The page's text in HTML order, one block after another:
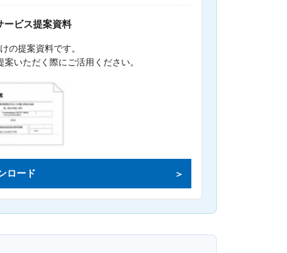
ービス提案資料
の提案資料です。
いただく際にご活用ください。
ロード